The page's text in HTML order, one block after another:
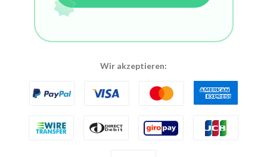
Wir akzeptieren: